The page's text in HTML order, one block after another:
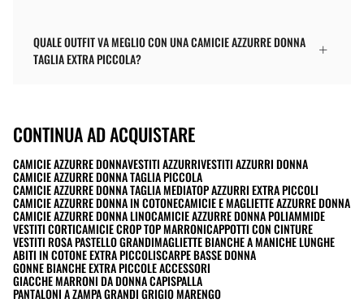
QUALE OUTFIT VA MEGLIO CON UNA CAMICIE AZZURRE DONNA
TAGLIA EXTRA PICCOLA?
CONTINUA AD ACQUISTARE
CAMICIE AZZURRE DONNAVESTITI AZZURRIVESTITI AZZURRI DONNA
CAMICIE AZZURRE DONNA TAGLIA PICCOLA
CAMICIE AZZURRE DONNA TAGLIA MEDIATOP AZZURRI EXTRA PICCOLI
CAMICIE AZZURRE DONNA IN COTONECAMICIE E MAGLIETTE AZZURRE DONNA
CAMICIE AZZURRE DONNA LINOCAMICIE AZZURRE DONNA POLIAMMIDE
VESTITI CORTICAMICIE CROP TOP MARRONICAPPOTTI CON CINTURE
VESTITI ROSA PASTELLO GRANDIMAGLIETTE BIANCHE A MANICHE LUNGHE
ABITI IN COTONE EXTRA PICCOLISCARPE BASSE DONNA
GONNE BIANCHE EXTRA PICCOLE ACCESSORI
GIACCHE MARRONI DA DONNA CAPISPALLA
PANTALONI A ZAMPA GRANDI GRIGIO MARENGO